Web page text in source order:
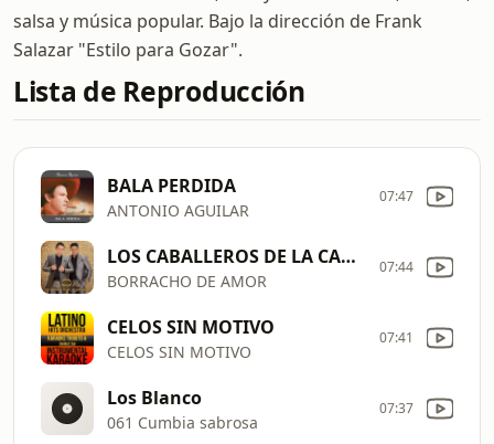
salsa y música popular. Bajo la dirección de Frank
Salazar "Estilo para Gozar".
Lista de Reproducción
BALA PERDIDA
ANTONIO AGUILAR
07:47
LOS CABALLEROS DE LA CANTINA
BORRACHO DE AMOR
07:44
CELOS SIN MOTIVO
CELOS SIN MOTIVO
07:41
Los Blanco
061 Cumbia sabrosa
07:37